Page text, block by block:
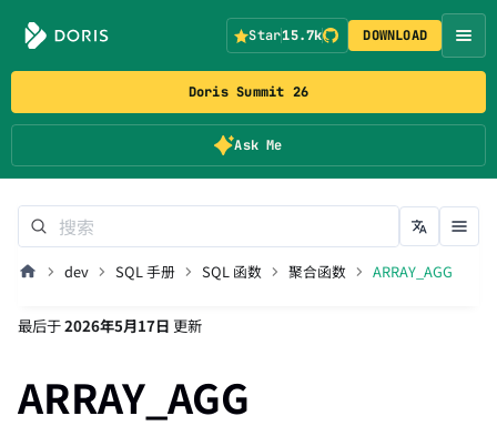
Doris Summit 26
Ask Me
Star15.7k DOWNLOAD
dev SQL 手册 SQL 函数 聚合函数 ARRAY_AGG
最后于2026年5月17日 更新
ARRAY_AGG